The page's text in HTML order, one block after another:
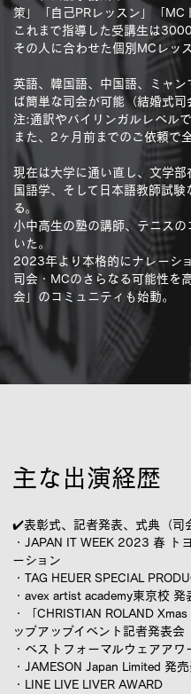
策」「自己PRレッスン」「MC
これまで指導した受講生は
その人に合わせた個別MCレッ
英語、韓国語、中国語、ミャ
ば簡単な司会が可能（結婚式司
注:通訳やバイリンガルレベル
また、2ヶ月前までのご依頼で
現在は大学に通い直し、文学部
国語学、そして日本語教師試
る。
小中高生の塾の講師、テニス
いた。
2023年より本格的にナレーシ
司会・MCのさらなる可能性を
会」のコミュニティも始動。
主な出演経歴
✔️表彰式、記者発表、式典（司
・JAPAN IT WEEK 2023 春
ーション
・TAG HEUER SPECIAL
・avex artist academy東京校 発
・「CHRISTIAN ROLAND
ップアップイベント記者発表会
・ベストフォーマルウェアアワ
・JAMESON Japan Limited 発
・LINE LIVE LIVER AWARD